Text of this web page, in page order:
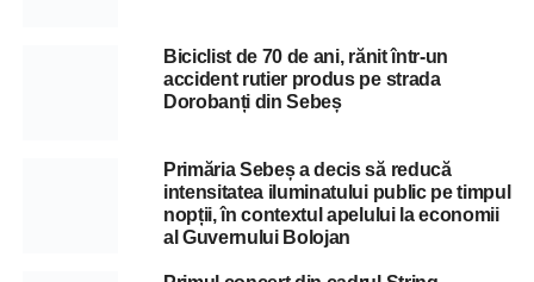
Biciclist de 70 de ani, rănit într-un
accident rutier produs pe strada
Dorobanți din Sebeș
Primăria Sebeș a decis să reducă
intensitatea iluminatului public pe timpul
nopții, în contextul apelului la economii
al Guvernului Bolojan